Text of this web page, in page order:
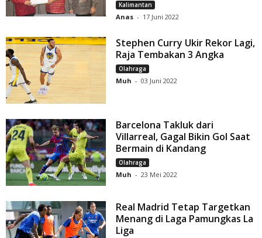
Kalimantan
Anas - 17 Juni 2022
Stephen Curry Ukir Rekor Lagi,
Raja Tembakan 3 Angka
Olahraga
Muh - 03 Juni 2022
Barcelona Takluk dari
Villarreal, Gagal Bikin Gol Saat
Bermain di Kandang
Olahraga
Muh - 23 Mei 2022
Real Madrid Tetap Targetkan
Menang di Laga Pamungkas La
Liga